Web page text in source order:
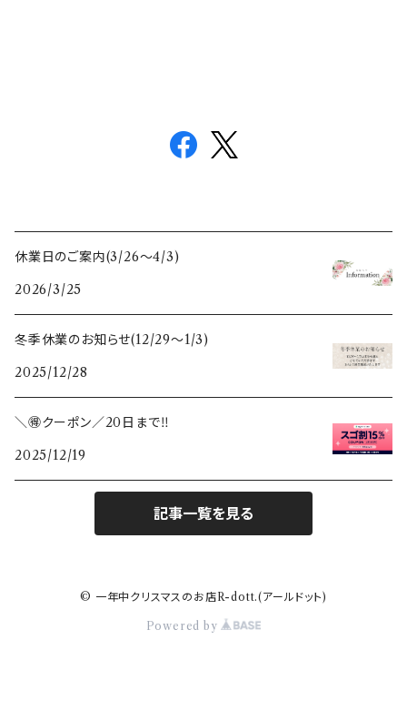
休業日のご案内(3/26〜4/3)
2026/3/25
冬季休業のお知らせ(12/29〜1/3)
2025/12/28
＼🉐クーポン／20日まで‼️
2025/12/19
記事一覧を見る
© 一年中クリスマスのお店R-dott.(アールドット)
Powered by